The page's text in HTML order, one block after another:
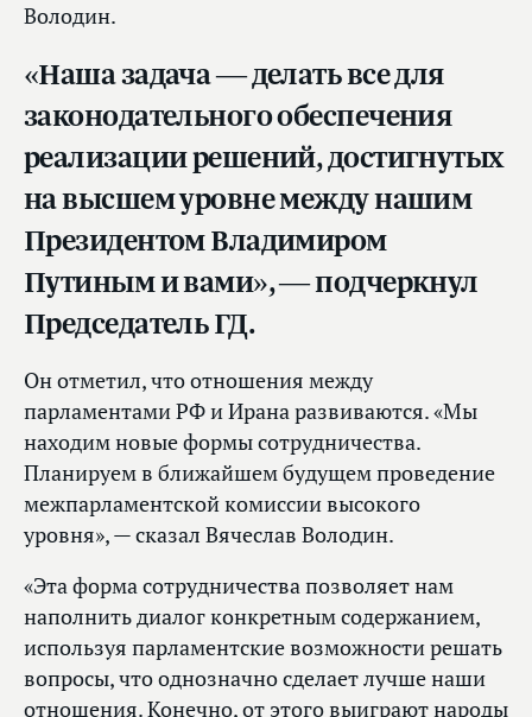
Володин.
«Наша задача — делать все для
законодательного обеспечения
реализации решений, достигнутых
на высшем уровне между нашим
Президентом Владимиром
Путиным и вами», — подчеркнул
Председатель ГД.
Он отметил, что отношения между
парламентами РФ и Ирана развиваются. «Мы
находим новые формы сотрудничества.
Планируем в ближайшем будущем проведение
межпарламентской комиссии высокого
уровня», — сказал Вячеслав Володин.
«Эта форма сотрудничества позволяет нам
наполнить диалог конкретным содержанием,
используя парламентские возможности решать
вопросы, что однозначно сделает лучше наши
отношения. Конечно, от этого выиграют народы